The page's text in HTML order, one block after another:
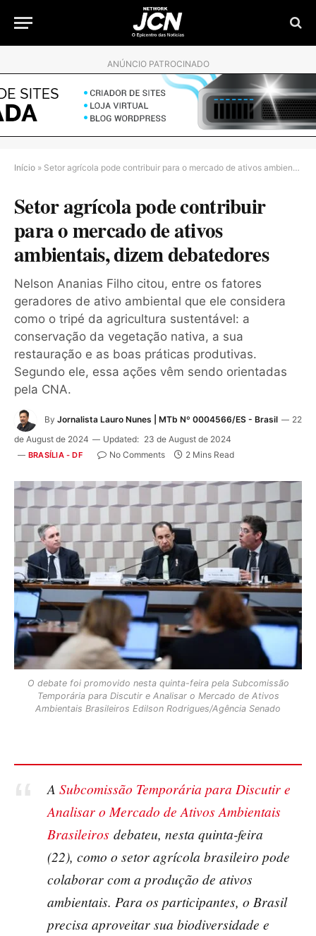
ANÚNCIO PATROCINADO
Início » Setor agrícola pode contribuir para o mercado de ativos ambientais, dizem debatedores
Setor agrícola pode contribuir
para o mercado de ativos
ambientais, dizem debatedores
Nelson Ananias Filho citou, entre os fatores
geradores de ativo ambiental que ele considera
como o tripé da agricultura sustentável: a
conservação da vegetação nativa, a sua
restauração e as boas práticas produtivas.
Segundo ele, essa ações vêm sendo orientadas
pela CNA.
By Jornalista Lauro Nunes | MTb Nº 0004566/ES - Brasil
22
de August de 2024
Updated: 23 de August de 2024
BRASÍLIA - DF No Comments 2 Mins Read
O debate foi promovido nesta quinta-feira pela Subcomissão
Temporária para Discutir e Analisar o Mercado de Ativos
Ambientais Brasileiros Edilson Rodrigues/Agência Senado
ASubcomissão Temporária para Discutir e
Analisar o Mercado de Ativos Ambientais
Brasileiros debateu, nesta quinta-feira
(22), como o setor agrícola brasileiro pode
colaborar com a produção de ativos
ambientais. Para os participantes, o Brasil
precisa aproveitar sua biodiversidade e